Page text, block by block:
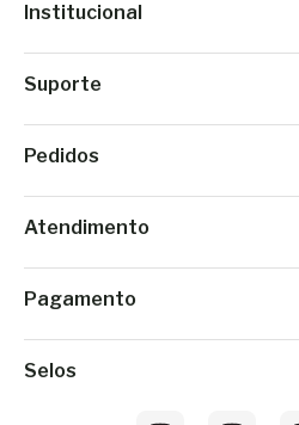
Institucional
Suporte
Pedidos
Atendimento
Pagamento
Selos